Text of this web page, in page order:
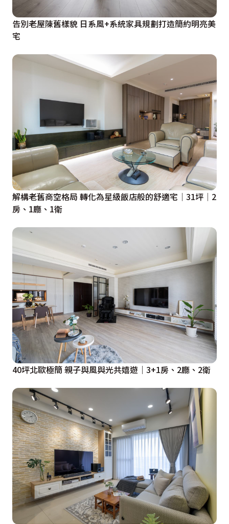
告別老屋陳舊樣貌 日系風+系統家具規劃打造簡約明亮美
宅
解構老舊商空格局 轉化為星級飯店般的舒適宅│31坪│2
房、1廳、1衛
40坪北歐極簡 親子與風與光共嬉遊｜3+1房、2廳、2衛